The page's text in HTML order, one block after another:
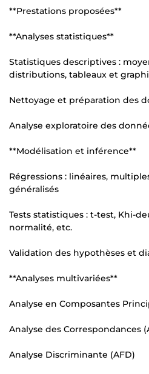
**Prestations proposées**
**Analyses statistiques**
Statistiques descriptives :
distributions, tableaux et
Nettoyage et préparation des
Analyse exploratoire des
**Modélisation et inférence**
Régressions : linéaires,
généralisés
Tests statistiques : t-test, Khi-
normalité, etc.
Validation des hypothèses et
**Analyses multivariées**
Analyse en Composantes
Analyse des Correspondances
Analyse Discriminante (AFD)